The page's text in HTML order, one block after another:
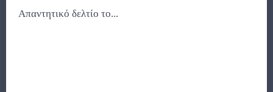
Απαντητικό δελτίο το...